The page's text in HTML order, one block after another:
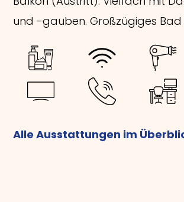
und -gauben. Großzügiges Bad
Alle Ausstattungen im